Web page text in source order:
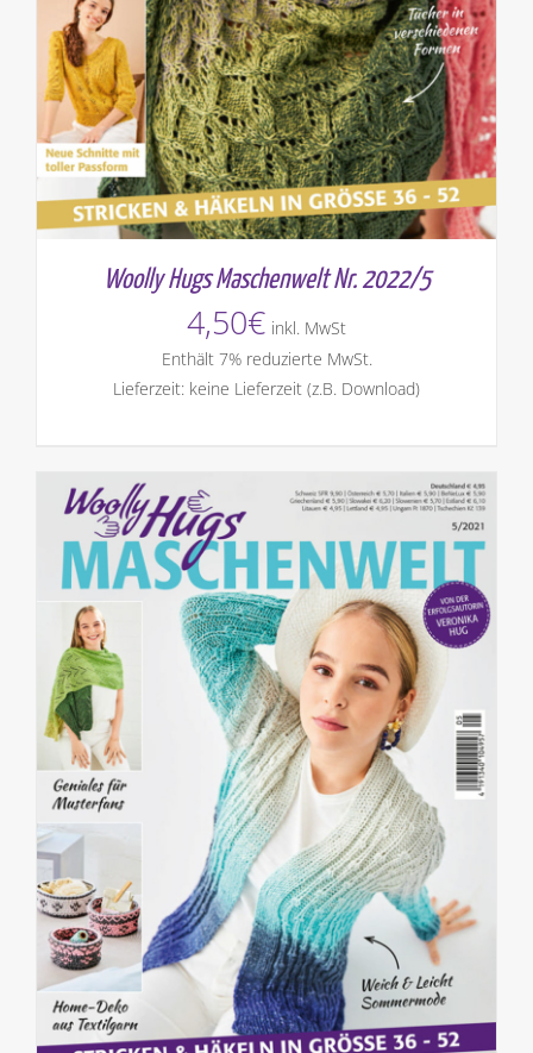
Woolly Hugs Maschenwelt Nr. 2022/5
4,50€ inkl. MwSt
Enthält 7% reduzierte MwSt.
Lieferzeit: keine Lieferzeit (z.B. Download)